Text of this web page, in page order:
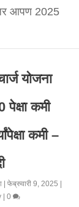
आपण 2025
योजना
कमी
कमी –
| फेब्रुवारी 9, 2025
| 0